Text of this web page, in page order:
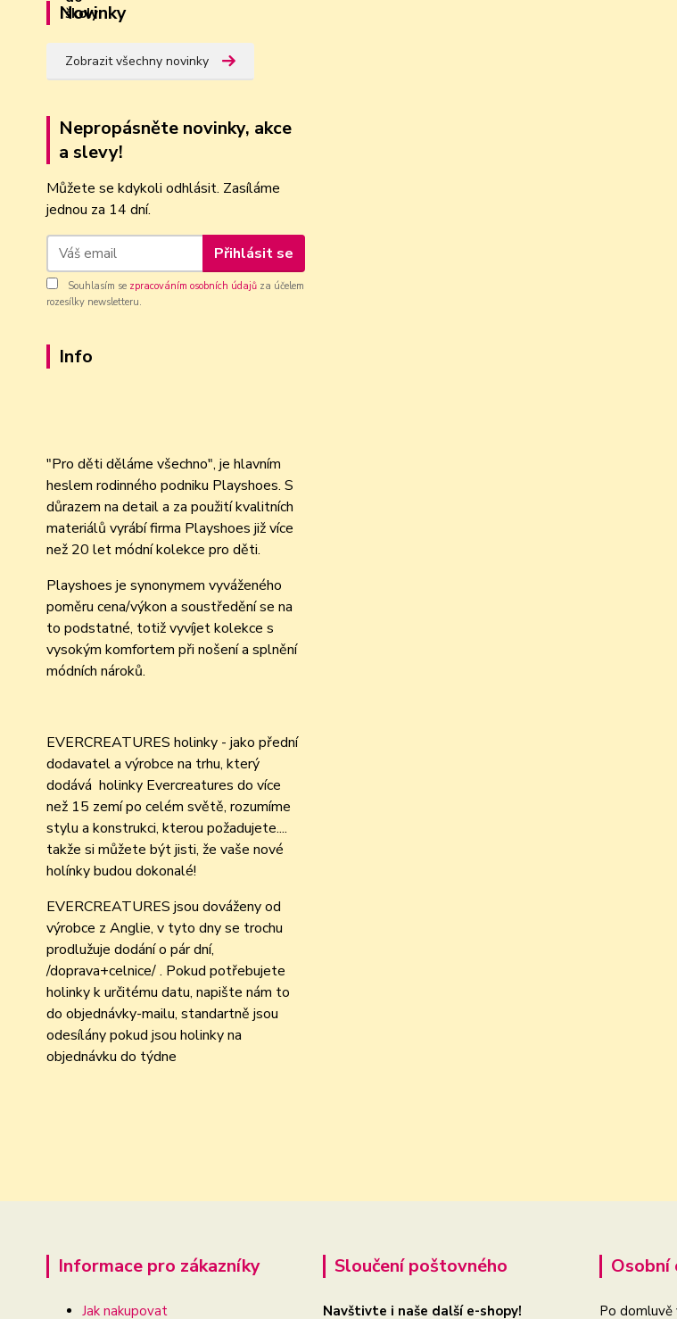
Novinky
Zobrazit všechny novinky
Nepropásněte novinky, akce
a slevy!
Můžete se kdykoli odhlásit. Zasíláme
jednou za 14 dní.
Přihlásit se
Souhlasím se zpracováním osobních údajů za účelem
rozesílky newsletteru.
Info
"Pro děti děláme všechno", je hlavním
heslem rodinného podniku Playshoes. S
důrazem na detail a za použití kvalitních
materiálů vyrábí firma Playshoes již více
než 20 let módní kolekce pro děti.
Playshoes je synonymem vyváženého
poměru cena/výkon a soustředění se na
to podstatné, totiž vyvíjet kolekce s
vysokým komfortem při nošení a splnění
módních nároků.
EVERCREATURES holinky - jako přední
dodavatel a výrobce na trhu, který
dodává holinky Evercreatures do více
než 15 zemí po celém světě, rozumíme
stylu a konstrukci, kterou požadujete....
takže si můžete být jisti, že vaše nové
holínky budou dokonalé!
EVERCREATURES jsou dováženy od
výrobce z Anglie, v tyto dny se trochu
prodlužuje dodání o pár dní,
/doprava+celnice/ . Pokud potřebujete
holinky k určitému datu, napište nám to
do objednávky-mailu, standartně jsou
odesílány pokud jsou holinky na
objednávku do týdne
Informace pro zákazníky
Jak nakupovat
Sloučení poštovného
Navštivte i naše další e-shopy!
Osobní
Po domluvě